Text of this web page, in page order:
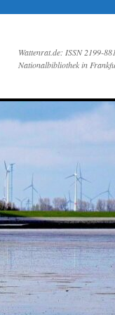
Wattenrat.de: ISSN 2199-
Nationalbibliothek in